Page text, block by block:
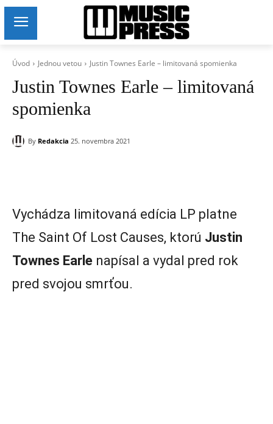
Úvod Jednou vetou Justin Townes Earle – limitovaná spomienka
Justin Townes Earle – limitovaná
spomienka
By Redakcia 25. novembra 2021
Vychádza limitovaná edícia LP platne
The Saint Of Lost Causes, ktorú Justin
Townes Earle napísal a vydal pred rok
pred svojou smrťou.